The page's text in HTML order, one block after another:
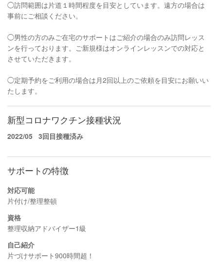
◯訪問範囲は片道１時間程度を目安としています。遠方の場合は
事前にご相談ください。
◯男性の方のみご在宅のサポートはご紹介の場合のみ訪問レッス
ンを行っております。ご新規様はオンラインレッスンでの対応と
させていただきます。
◯定期予約をご利用の場合は月2回以上のご依頼を目安にお願いい
たします。
新型コロナワクチン接種状況
2022/05 3回目接種済み
サポートの特徴
対応可能
片付け/整理整頓
資格
整理収納アドバイザー1級
自己紹介
片づけサポート900時間超！